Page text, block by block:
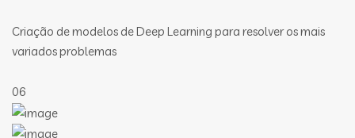
Criação de modelos de Deep Learning para resolver os mais
variados problemas
06